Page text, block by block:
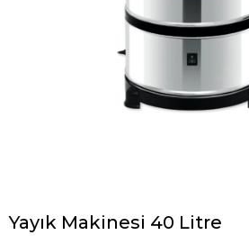
Yayık Makinesi 40 Litre